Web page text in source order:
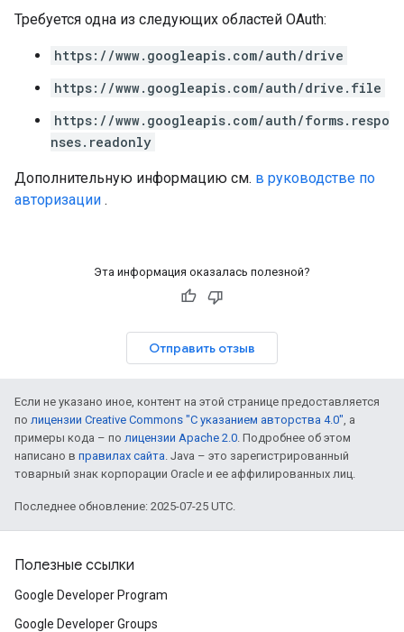
Требуется одна из следующих областей OAuth:
https://www.googleapis.com/auth/drive
https://www.googleapis.com/auth/drive.file
https://www.googleapis.com/auth/forms.respo
nses.readonly
Дополнительную информацию см. в руководстве по
авторизации .
Эта информация оказалась полезной?
Отправить отзыв
Если не указано иное, контент на этой странице предоставляется
по лицензии Creative Commons "С указанием авторства 4.0", а
примеры кода – по лицензии Apache 2.0. Подробнее об этом
написано в правилах сайта. Java – это зарегистрированный
товарный знак корпорации Oracle и ее аффилированных лиц.
Последнее обновление: 2025-07-25 UTC.
Полезные ссылки
Google Developer Program
Google Developer Groups